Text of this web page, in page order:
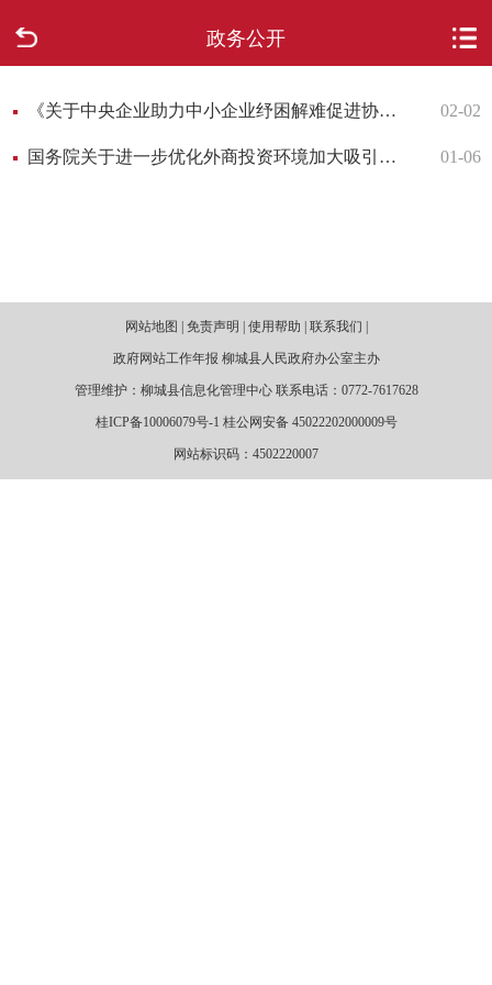
政务公开
走进柳城
新闻中心
《关于中央企业助力中小企业纾困解难促进协同发展有关事项的通知》的有关说明 02-02
国务院关于进一步优化外商投资环境加大吸引外商投资力度的意见 01-06
网站地图 | 免责声明 | 使用帮助 | 联系我们 |
政府网站工作年报 柳城县人民政府办公室主办
管理维护：柳城县信息化管理中心 联系电话：0772-7617628
桂ICP备10006079号-1 桂公网安备 45022202000009号
网站标识码：4502220007